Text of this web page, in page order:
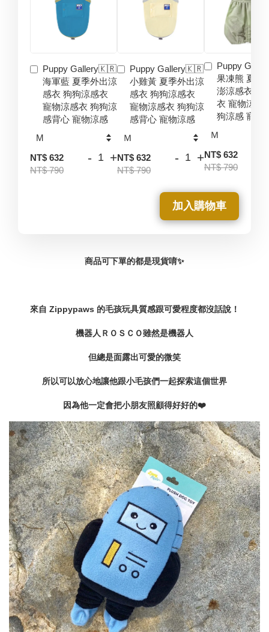
Puppy Gallery🇰🇷
海軍藍 夏季外出涼
感衣 狗狗涼感衣
寵物涼感衣 狗狗涼
感背心 寵物涼感
NT$ 632
NT$ 790
- +
Puppy Gallery🇰🇷
小雞黃 夏季外出涼
感衣 狗狗涼感衣
寵物涼感衣 狗狗涼
感背心 寵物涼感
NT$ 632
NT$ 790
- +
Puppy
果凍熊 夏季
澎涼感衣 狗
衣 寵物涼感
狗涼感 寵物
NT$ 632
NT$ 790
加入購物車
商品可下單的都是現貨唷✨
來自 Zippypaws 的毛孩玩具質感跟可愛程度都沒話說！
機器人ＲＯＳＣＯ雖然是機器人
但總是面露出可愛的微笑
所以可以放心地讓他跟小毛孩們一起探索這個世界
因為他一定會把小朋友照顧得好好的❤️